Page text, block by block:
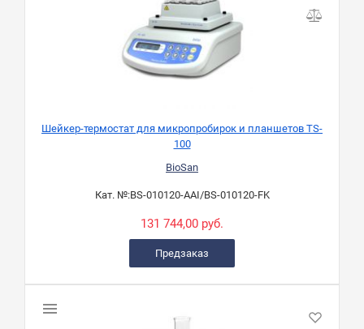
Шейкер-термостат для микропробирок и планшетов TS-
100
BioSan
Кат. №:BS-010120-AAI/BS-010120-FK
131 744,00 руб.
Предзаказ